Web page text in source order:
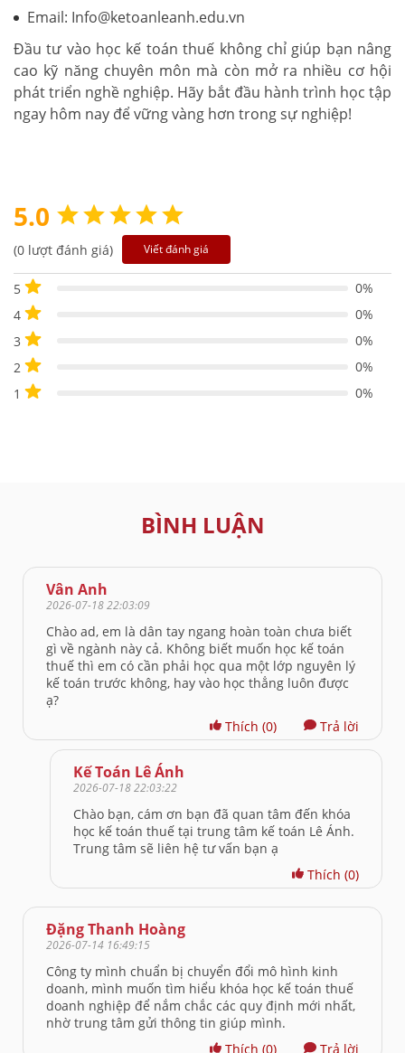
Email: Info@ketoanleanh.edu.vn
Đầu tư vào học kế toán thuế không chỉ giúp bạn nâng
cao kỹ năng chuyên môn mà còn mở ra nhiều cơ hội
phát triển nghề nghiệp. Hãy bắt đầu hành trình học tập
ngay hôm nay để vững vàng hơn trong sự nghiệp!
5.0
(0 lượt đánh giá) Viết đánh giá
5
0%
4
0%
3
0%
2
0%
1
0%
BÌNH LUẬN
Vân Anh
2026-07-18 22:03:09
Chào ad, em là dân tay ngang hoàn toàn chưa biết
gì về ngành này cả. Không biết muốn học kế toán
thuế thì em có cần phải học qua một lớp nguyên lý
kế toán trước không, hay vào học thẳng luôn được
ạ?
Thích (0) Trả lời
Kế Toán Lê Ánh
2026-07-18 22:03:22
Chào bạn, cám ơn bạn đã quan tâm đến khóa
học kế toán thuế tại trung tâm kế toán Lê Ánh.
Trung tâm sẽ liên hệ tư vấn bạn ạ
Thích (0)
Đặng Thanh Hoàng
2026-07-14 16:49:15
Công ty mình chuẩn bị chuyển đổi mô hình kinh
doanh, mình muốn tìm hiểu khóa học kế toán thuế
doanh nghiệp để nắm chắc các quy định mới nhất,
nhờ trung tâm gửi thông tin giúp mình.
Thích (0) Trả lời